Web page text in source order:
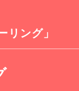
リング」